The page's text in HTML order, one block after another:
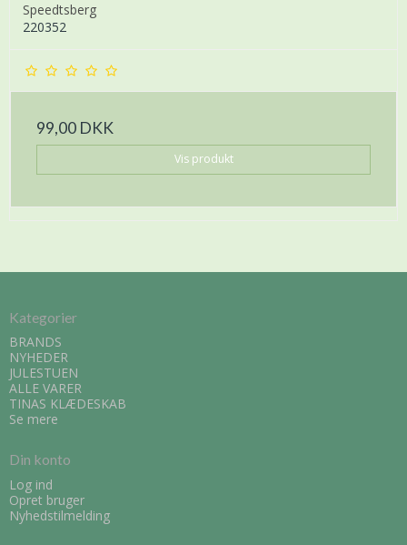
Speedtsberg
220352
99,00 DKK
Vis produkt
Kategorier
BRANDS
NYHEDER
JULESTUEN
ALLE VARER
TINAS KLÆDESKAB
Se mere
Din konto
Log ind
Opret bruger
Nyhedstilmelding